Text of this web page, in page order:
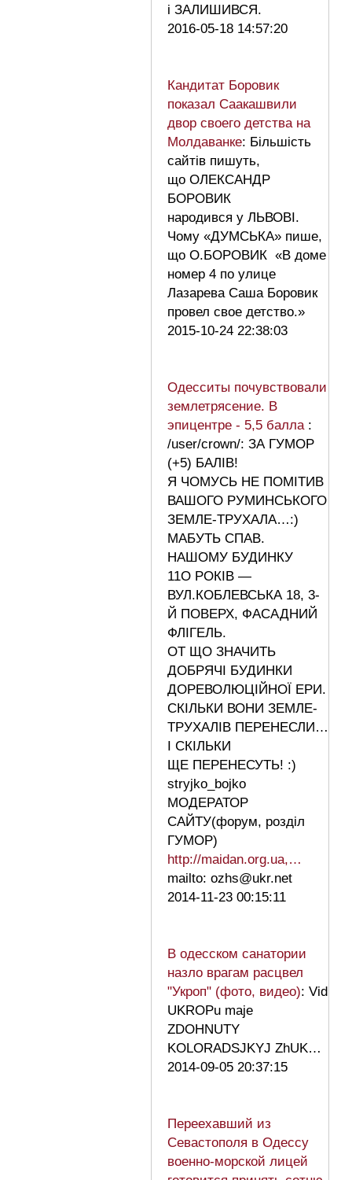
і ЗАЛИШИВСЯ.
2016-05-18 14:57:20
Кандитат Боровик
показал Саакашвили
двор своего детства на
Молдаванке: Більшість
сайтів пишуть,
що ОЛЕКСАНДР
БОРОВИК
народився у ЛЬВОВІ.
Чому «ДУМСЬКА» пише,
що О.БОРОВИК «В доме
номер 4 по улице
Лазарева Саша Боровик
провел свое детство.»
2015-10-24 22:38:03
Одесситы почувствовали
землетрясение. В
эпицентре - 5,5 балла :
/user/crown/: ЗА ГУМОР
(+5) БАЛІВ!
Я ЧОМУСЬ НЕ ПОМІТИВ
ВАШОГО РУМИНСЬКОГО
ЗЕМЛЕ-ТРУХАЛА…:)
МАБУТЬ СПАВ.
НАШОМУ БУДИНКУ
11О РОКІВ —
ВУЛ.КОБЛЕВСЬКА 18, 3-
Й ПОВЕРХ, ФАСАДНИЙ
ФЛІГЕЛЬ.
ОТ ЩО ЗНАЧИТЬ
ДОБРЯЧІ БУДИНКИ
ДОРЕВОЛЮЦІЙНОЇ ЕРИ.
СКІЛЬКИ ВОНИ ЗЕМЛЕ-
ТРУХАЛІВ ПЕРЕНЕСЛИ…
І СКІЛЬКИ
ЩЕ ПЕРЕНЕСУТЬ! :)
stryjko_bojko
МОДЕРАТОР
САЙТУ(форум, розділ
ГУМОР)
http://maidan.org.ua,…
mailto: ozhs@ukr.net
2014-11-23 00:15:11
В одесском санатории
назло врагам расцвел
"Укроп" (фото, видео): Vid
UKROPu maje
ZDOHNUTY
KOLORADSJKYJ ZhUK…
2014-09-05 20:37:15
Переехавший из
Севастополя в Одессу
военно-морской лицей